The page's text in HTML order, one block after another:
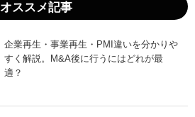
オススメ記事
企業再生・事業再生・PMI違いを分かりや
すく解説。M&A後に行うにはどれが最
適？